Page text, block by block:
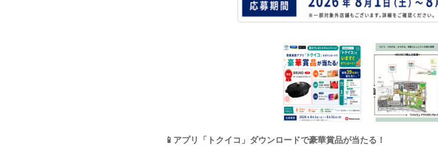
📱 アプリ「トクイコ」ダウンロードで豪華賞品が当たる！